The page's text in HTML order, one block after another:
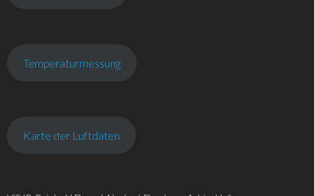
Temperaturmessung
Karte der Luftdaten